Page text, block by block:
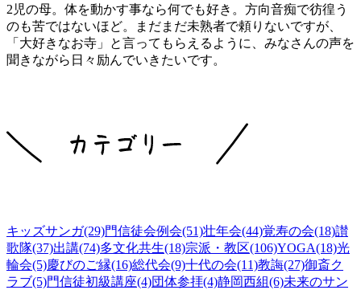
2児の母。体を動かす事なら何でも好き。方向音痴で彷徨う
のも苦ではないほど。まだまだ未熟者で頼りないですが、
「大好きなお寺」と言ってもらえるように、みなさんの声を
聞きながら日々励んでいきたいです。
キッズサンガ(29)門信徒会例会(51)壮年会(44)覚寿の会(18)讃
歌隊(37)出講(74)多文化共生(18)宗派・教区(106)YOGA(18)光
輪会(5)慶びのご縁(16)総代会(9)十代の会(11)教誨(27)御斎ク
ラブ(5)門信徒初級講座(4)団体参拝(4)静岡西組(6)未来のサン